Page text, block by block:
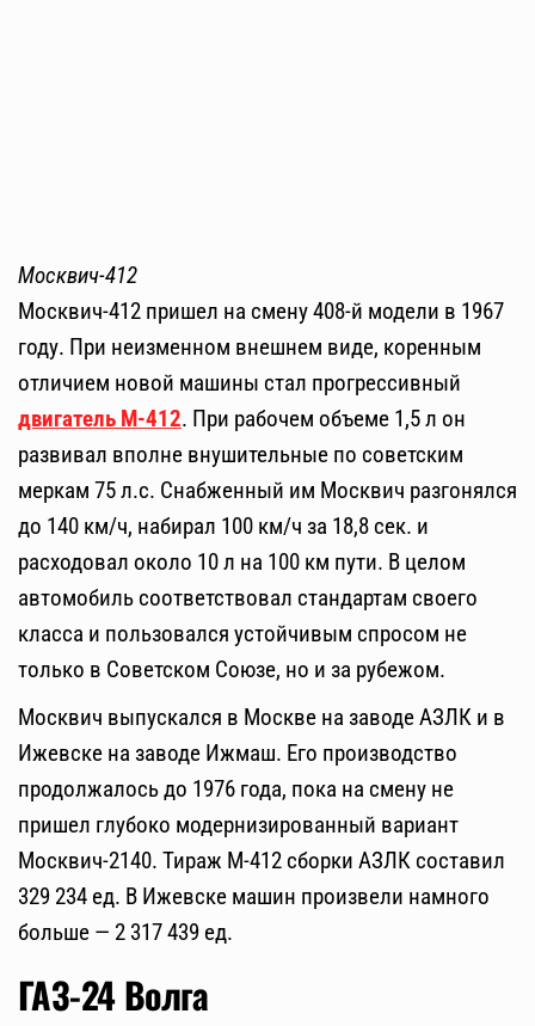
Москвич-412
Москвич-412 пришел на смену 408-й модели в 1967
году. При неизменном внешнем виде, коренным
отличием новой машины стал прогрессивный
двигатель М-412. При рабочем объеме 1,5 л он
развивал вполне внушительные по советским
меркам 75 л.с. Снабженный им Москвич разгонялся
до 140 км/ч, набирал 100 км/ч за 18,8 сек. и
расходовал около 10 л на 100 км пути. В целом
автомобиль соответствовал стандартам своего
класса и пользовался устойчивым спросом не
только в Советском Союзе, но и за рубежом.
Москвич выпускался в Москве на заводе АЗЛК и в
Ижевске на заводе Ижмаш. Его производство
продолжалось до 1976 года, пока на смену не
пришел глубоко модернизированный вариант
Москвич-2140. Тираж М-412 сборки АЗЛК составил
329 234 ед. В Ижевске машин произвели намного
больше — 2 317 439 ед.
ГАЗ-24 Волга